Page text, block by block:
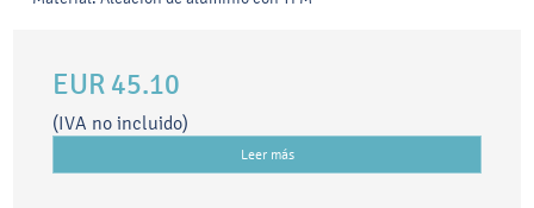
EUR 45.10
(IVA no incluido)
Leer más